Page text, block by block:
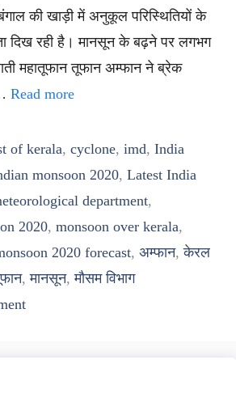
की खाड़ी में अनुकूल परिस्थितियों के
दिख रही है। मानसून के बढ़ने पर लगभग
महातूफान तूफान अम्फान ने ब्रेक
Read more
of kerala, cyclone, imd, India
monsoon 2020, Latest India
department,
2020, monsoon over kerala,
2020 forecast, अम्फान,केरल
,मानसून,मौसम विभाग